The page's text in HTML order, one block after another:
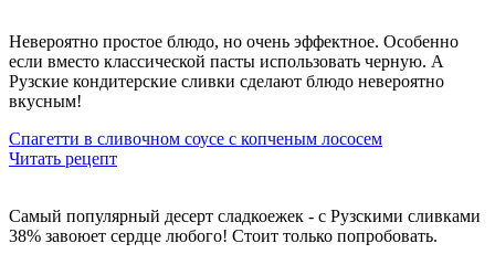
Невероятно простое блюдо, но очень эффектное. Особенно
если вместо классической пасты использовать черную. А
Рузские кондитерские сливки сделают блюдо невероятно
вкусным!
Спагетти в сливочном соусе с копченым лососем
Читать рецепт
Самый популярный десерт сладкоежек - с Рузскими сливками
38% завоюет сердце любого! Стоит только попробовать.